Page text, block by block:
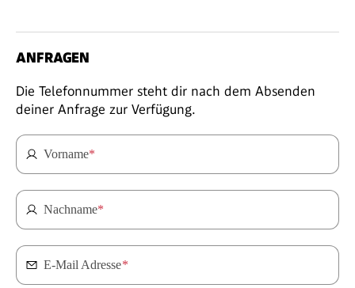
ANFRAGEN
Die Telefonnummer steht dir nach dem Absenden
deiner Anfrage zur Verfügung.
Vorname*
Nachname*
E-Mail Adresse*